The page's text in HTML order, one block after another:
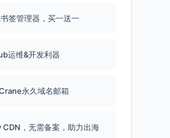
签管理器，买一送一
运维&开发利器
永久域名邮箱
CDN，无需备案，助力出海